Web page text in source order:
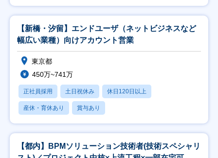
【新橋・汐留】エンドユーザ（ネットビジネスなど
幅広い業種）向けアカウント営業
東京都
450万~741万
正社員採用 土日祝休み 休日120日以上
産休・育休あり 賞与あり
【都内】BPMソリューション技術者(技術スペシャリ